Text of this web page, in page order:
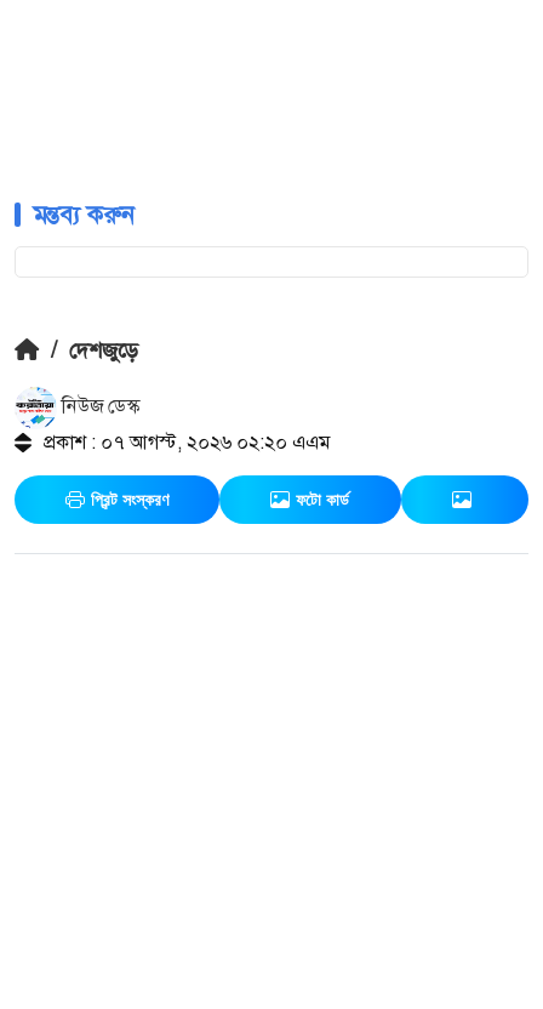
মন্তব্য করুন
/ দেশজুড়ে
নিউজ ডেস্ক
প্রকাশ : ০৭ আগস্ট, ২০২৬ ০২:২০ এএম
প্রিন্ট সংস্করণ ফটো কার্ড